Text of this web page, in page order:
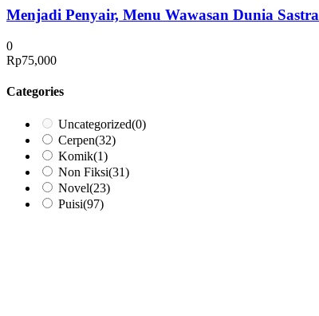
Menjadi Penyair, Menu Wawasan Dunia Sastra
0
Rp75,000
Categories
Uncategorized(0)
Cerpen(32)
Komik(1)
Non Fiksi(31)
Novel(23)
Puisi(97)